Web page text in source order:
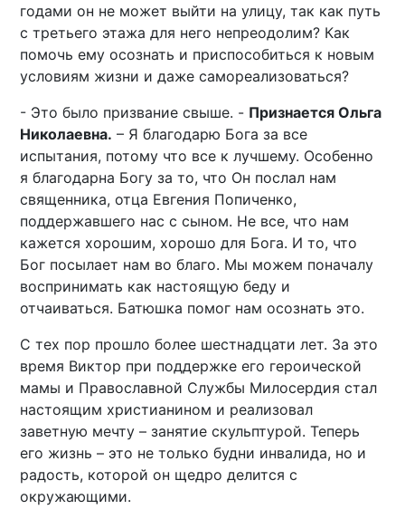
годами он не может выйти на улицу, так как путь
с третьего этажа для него непреодолим? Как
помочь ему осознать и приспособиться к новым
условиям жизни и даже самореализоваться?
- Это было призвание свыше. - Признается Ольга
Николаевна. – Я благодарю Бога за все
испытания, потому что все к лучшему. Особенно
я благодарна Богу за то, что Он послал нам
священника, отца Евгения Попиченко,
поддержавшего нас с сыном. Не все, что нам
кажется хорошим, хорошо для Бога. И то, что
Бог посылает нам во благо. Мы можем поначалу
воспринимать как настоящую беду и
отчаиваться. Батюшка помог нам осознать это.
С тех пор прошло более шестнадцати лет. За это
время Виктор при поддержке его героической
мамы и Православной Службы Милосердия стал
настоящим христианином и реализовал
заветную мечту – занятие скульптурой. Теперь
его жизнь – это не только будни инвалида, но и
радость, которой он щедро делится с
окружающими.